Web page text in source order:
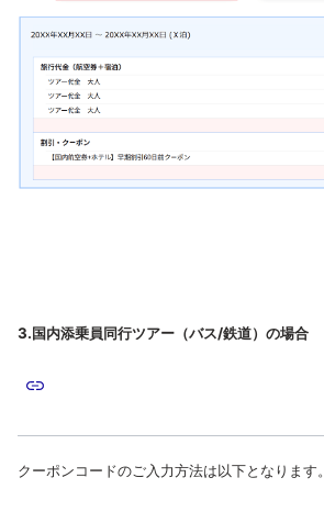
3.国内添乗員同行ツアー（バス/鉄道）の場合
クーポンコードのご入力方法は以下となります。